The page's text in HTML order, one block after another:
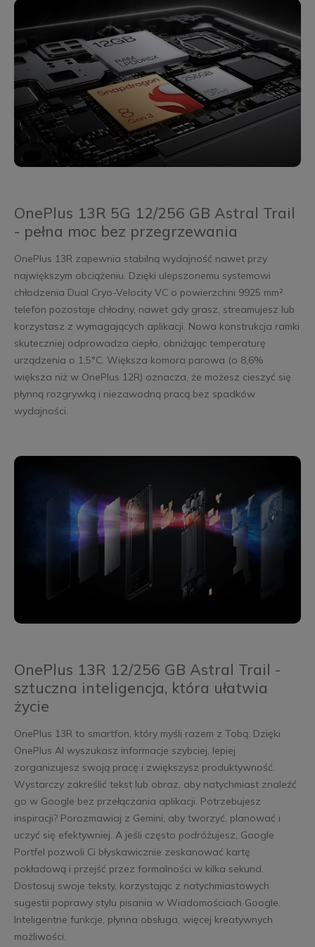
OnePlus 13R 5G 12/256 GB Astral Trail
- pełna moc bez przegrzewania
OnePlus 13R zapewnia stabilną wydajność nawet przy
największym obciążeniu. Dzięki ulepszonemu systemowi
chłodzenia Dual Cryo-Velocity VC o powierzchni 9925 mm²
telefon pozostaje chłodny, nawet gdy grasz, streamujesz lub
korzystasz z wymagających aplikacji. Nowa konstrukcja ramki
skuteczniej odprowadza ciepło, obniżając temperaturę
urządzenia o 1,5°C. Większa komora parowa (o 8,6%
większa niż w OnePlus 12R) oznacza, że możesz cieszyć się
płynną rozgrywką i niezawodną pracą bez spadków
wydajności.
OnePlus 13R 12/256 GB Astral Trail -
sztuczna inteligencja, która ułatwia
życie
OnePlus 13R to smartfon, który myśli razem z Tobą. Dzięki
OnePlus AI wyszukasz informacje szybciej, lepiej
zorganizujesz swoją pracę i zwiększysz produktywność.
Wystarczy zakreślić tekst lub obraz, aby natychmiast znaleźć
go w Google bez przełączania aplikacji. Potrzebujesz
inspiracji? Porozmawiaj z Gemini, aby tworzyć, planować i
uczyć się efektywniej. A jeśli często podróżujesz, Google
Portfel pozwoli Ci błyskawicznie zeskanować kartę
pokładową i przejść przez formalności w kilka sekund.
Dostosuj swoje teksty, korzystając z natychmiastowych
sugestii poprawy stylu pisania w Wiadomościach Google.
Inteligentne funkcje, płynna obsługa, więcej kreatywnych
możliwości.